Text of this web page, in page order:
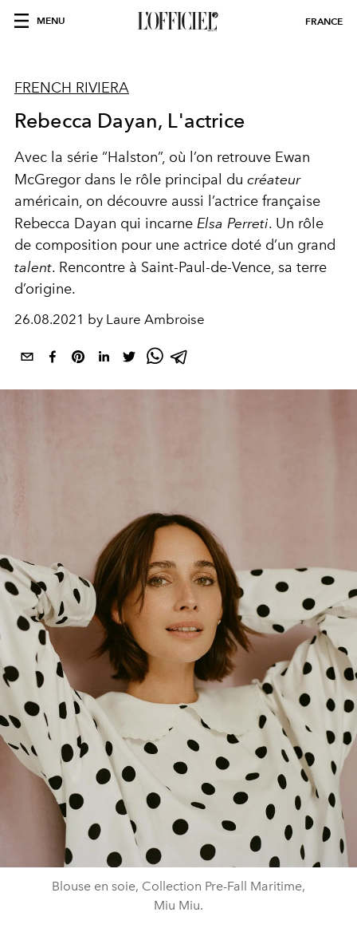
MENU FRANCE
FRENCH RIVIERA
Rebecca Dayan, L'actrice
Avec la série “Halston”, où l’on retrouve Ewan
McGregor dans le rôle principal du créateur
américain, on découvre aussi l’actrice française
Rebecca Dayan qui incarne Elsa Perreti. Un rôle
de composition pour une actrice doté d’un grand
talent. Rencontre à Saint-Paul-de-Vence, sa terre
d’origine.
26.08.2021 by Laure Ambroise
Blouse en soie, Collection Pre-Fall Maritime,
Miu Miu.